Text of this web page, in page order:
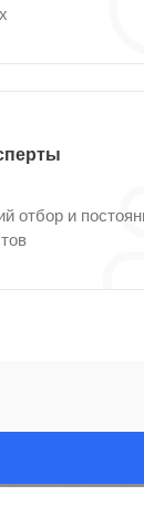
отбор и